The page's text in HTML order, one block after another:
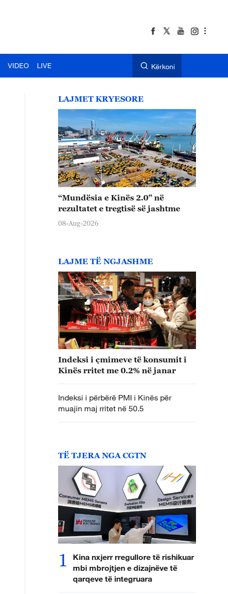
VIDEO LIVE Kërkoni
LAJMET KRYESORE
“Mundësia e Kinës 2.0” në
rezultatet e tregtisë së jashtme
08-Aug-2026
LAJME TË NGJASHME
Indeksi i çmimeve të konsumit i
Kinës rritet me 0.2% në janar
Indeksi i përbërë PMI i Kinës për
muajin maj rritet në 50.5
TË TJERA NGA CGTN
1
Kina nxjerr rregullore të rishikuar
mbi mbrojtjen e dizajnëve të
qarqeve të integruara